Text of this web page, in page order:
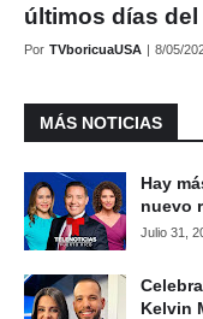
últimos días
Por TVboricuaUSA | 8/05/
MÁS NOTICIAS
Hay
nuevo
Julio 31,
Kelvin